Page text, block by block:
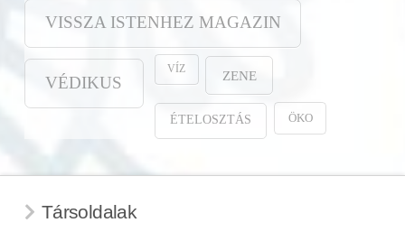
VISSZA ISTENHEZ MAGAZIN
VÉDIKUS
VÍZ ZENE
ÉTELOSZTÁS ÖKO
Társoldalak